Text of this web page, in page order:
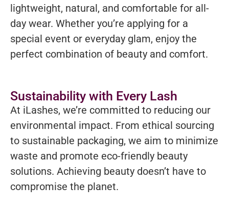
lightweight, natural, and comfortable for all-
day wear. Whether you’re applying for a
special event or everyday glam, enjoy the
perfect combination of beauty and comfort.
Sustainability with Every Lash
At iLashes, we’re committed to reducing our
environmental impact. From ethical sourcing
to sustainable packaging, we aim to minimize
waste and promote eco-friendly beauty
solutions. Achieving beauty doesn’t have to
compromise the planet.